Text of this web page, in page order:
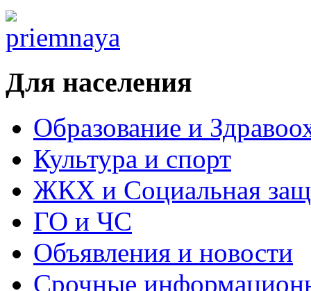
Для населения
Образование и
Культура и спорт
ЖКХ и Социальная
ГО и ЧС
Объявления и новости
Срочные